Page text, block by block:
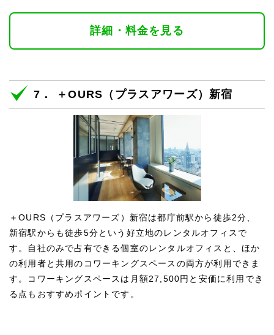
詳細・料金を見る
7． ＋OURS（プラスアワーズ）新宿
＋OURS（プラスアワーズ）新宿は都庁前駅から徒歩2分、
新宿駅からも徒歩5分という好立地のレンタルオフィスで
す。自社のみで占有できる個室のレンタルオフィスと、ほか
の利用者と共用のコワーキングスペースの両方が利用できま
す。コワーキングスペースは月額27,500円と安価に利用でき
る点もおすすめポイントです。